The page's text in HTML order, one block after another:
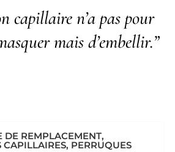
capillaire n’a pas pour
mais d’embellir.”
DE REMPLACEMENT,
CAPILLAIRES, PERRUQUES